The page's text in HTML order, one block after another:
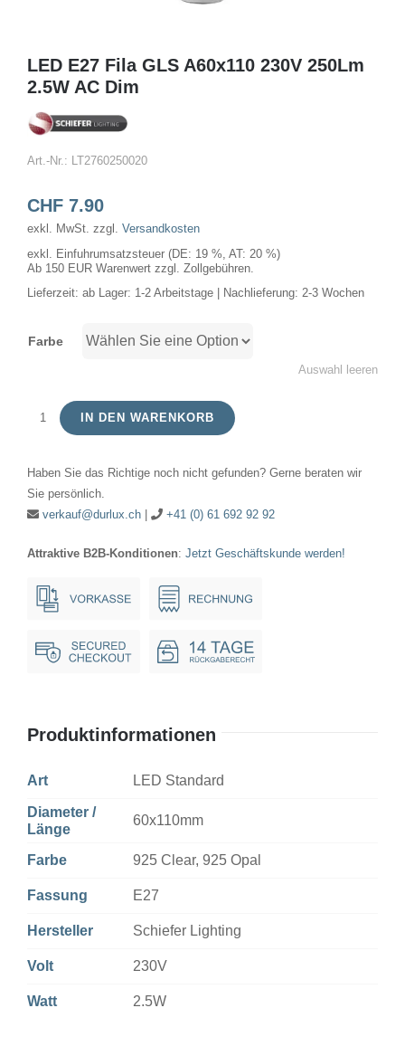
LED E27 Fila GLS A60x110 230V 250Lm
2.5W AC Dim
Art.-Nr.: LT2760250020
CHF7.90
exkl. MwSt. zzgl. Versandkosten
exkl. Einfuhrumsatzsteuer (DE: 19 %, AT: 20 %)
Ab 150 EUR Warenwert zzgl. Zollgebühren.
Lieferzeit: ab Lager: 1-2 Arbeitstage | Nachlieferung: 2-3 Wochen
Farbe
Auswahl leeren
LED
Fila
GLS
230V
2.5W
Dim
IN DEN WARENKORB
Haben Sie das Richtige noch nicht gefunden? Gerne beraten wir
Sie persönlich.
verkauf@durlux.ch| +41 (0) 61 692 92 92
Attraktive B2B-Konditionen: Jetzt Geschäftskunde werden!
Produktinformationen
Art LED Standard
Diameter /
Länge
60x110mm
Farbe 925 Clear, 925 Opal
Fassung E27
Hersteller Schiefer Lighting
Volt 230V
Watt 2.5W